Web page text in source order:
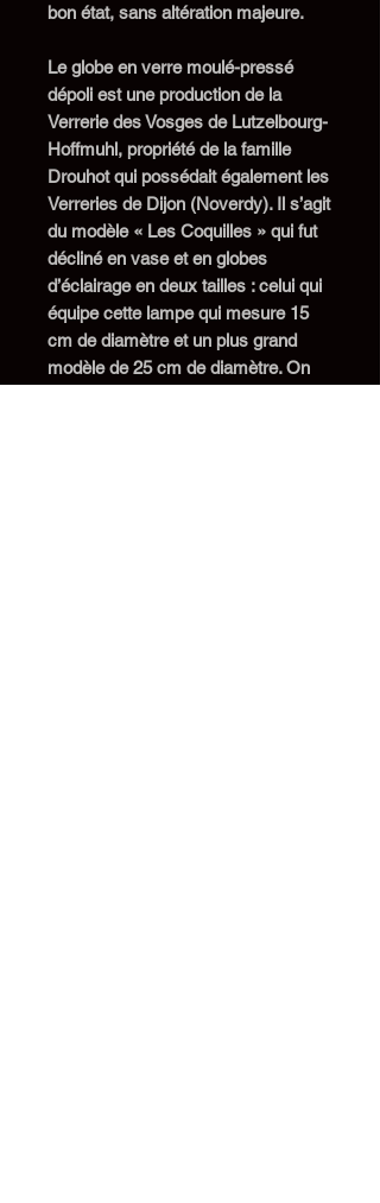
bon état, sans altération majeure.
Le globe en verre moulé-pressé
dépoli est une production de la
Verrerie des Vosges de Lutzelbourg-
Hoffmuhl, propriété de la famille
Drouhot qui possédait également les
Verreries de Dijon (Noverdy). Il s’agit
du modèle « Les Coquilles » qui fut
décliné en vase et en globes
d’éclairage en deux tailles : celui qui
équipe cette lampe qui mesure 15
cm de diamètre et un plus grand
modèle de 25 cm de diamètre. On